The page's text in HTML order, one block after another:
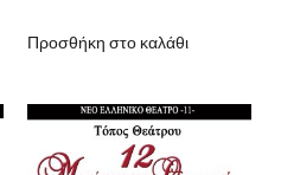
Προσθήκη στο καλάθι